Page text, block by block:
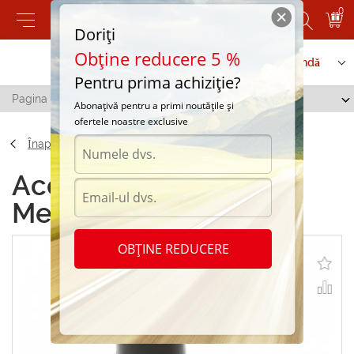
0
Contactați-ne Serviciu de comandă
Pagina principală 951480 Red Met tu.12 ml
Înapoi
Accesorii 951480 Red
Met tu.12 ml
Doriți
Obține reducere 5 %
Pentru prima achiziție?
Abonațivă pentru a primi noutățile și
ofertele noastre exclusive
OBȚINE REDUCERE